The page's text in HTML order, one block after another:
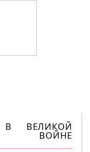
В ВЕЛИКОЙ
ВОЙНЕ